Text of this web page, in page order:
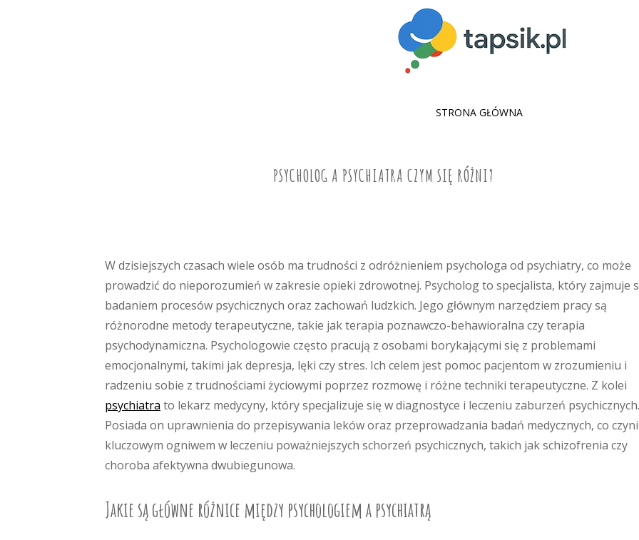
SKIP
STRONA GŁÓWNA
PSYCHOLOG A PSYCHIATRA CZYM SIĘ RÓŻNI?
W dzisiejszych czasach wiele osób ma trudności z odróżnieniem psychologa od psychiatry, co może
prowadzić do nieporozumień w zakresie opieki zdrowotnej. Psycholog to specjalista, który zajmuje
badaniem procesów psychicznych oraz zachowań ludzkich. Jego głównym narzędziem pracy są
różnorodne metody terapeutyczne, takie jak terapia poznawczo-behawioralna czy terapia
psychodynamiczna. Psychologowie często pracują z osobami borykającymi się z problemami
emocjonalnymi, takimi jak depresja, lęki czy stres. Ich celem jest pomoc pacjentom w zrozumieniu i
radzeniu sobie z trudnościami życiowymi poprzez rozmowę i różne techniki terapeutyczne. Z kolei
psychiatra to lekarz medycyny, który specjalizuje się w diagnostyce i leczeniu zaburzeń psychicznych.
Posiada on uprawnienia do przepisywania leków oraz przeprowadzania badań medycznych, co
kluczowym ogniwem w leczeniu poważniejszych schorzeń psychicznych, takich jak schizofrenia czy
choroba afektywna dwubiegunowa.
Jakie są główne różnice między psychologiem a psychiatrą